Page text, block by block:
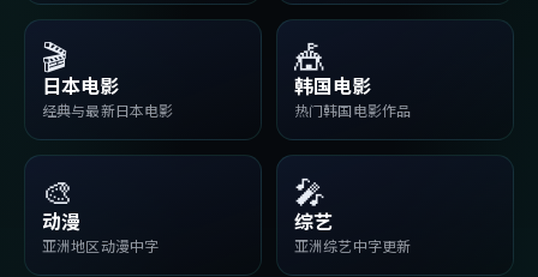
🎬
日本电影
经典与最新日本电影
🎪
韩国电影
热门韩国电影作品
🎨
动漫
亚洲地区动漫中字
🎤
综艺
亚洲综艺中字更新